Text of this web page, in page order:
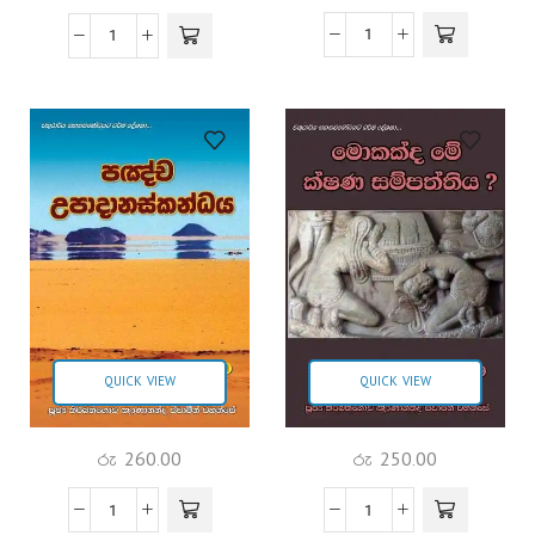
QUICK VIEW
රු 260.00
QUICK VIEW
රු 250.00